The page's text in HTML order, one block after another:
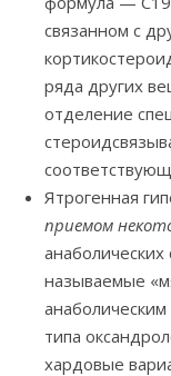
связанном с
ряда других
отделение
Ятрогенная
приемом
анаболических
называемые
типа
хардовые